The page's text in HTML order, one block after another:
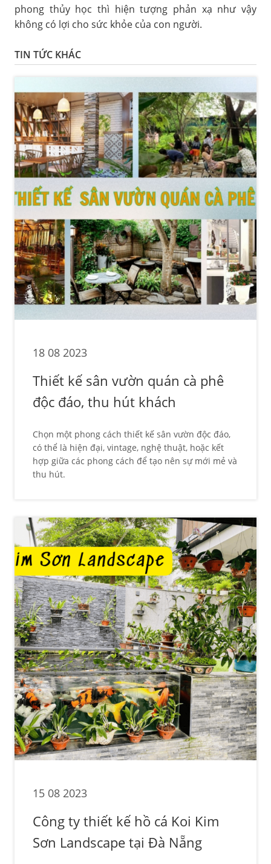
phong thủy học thì hiện tượng phản xạ như vậy
không có lợi cho sức khỏe của con người.
TIN TỨC KHÁC
18 08 2023
Thiết kế sân vườn quán cà phê
độc đáo, thu hút khách
Chọn một phong cách thiết kế sân vườn độc đáo,
có thể là hiện đại, vintage, nghệ thuật, hoặc kết
hợp giữa các phong cách để tạo nên sự mới mẻ và
thu hút.
15 08 2023
Công ty thiết kế hồ cá Koi Kim
Sơn Landscape tại Đà Nẵng